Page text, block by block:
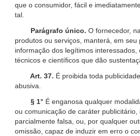
que o consumidor, fácil e
tal.
Parágrafo único. O fornecedor,
produtos ou serviços, manterá, em seu
informação dos legítimos interessados,
técnicos e científicos que dão
Art. 37. É proibida toda
abusiva.
§ 1° É enganosa qualquer
ou comunicação de caráter publicitário,
parcialmente falsa, ou, por qualquer
omissão, capaz de induzir em erro o